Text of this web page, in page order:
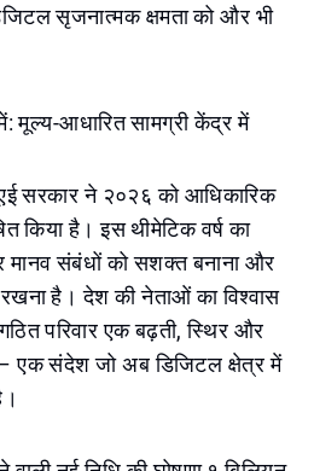
सृजनात्मक क्षमता को और भी
में: मूल्य-आधारित सामग्री केंद्र में
सरकार ने २०२६ को आधिकारिक
किया है। इस थीमेटिक वर्ष का
मानव संबंधों को सशक्त बनाना और
है। देश की नेताओं का विश्वास
परिवार एक बढ़ती, स्थिर और
एक संदेश जो अब डिजिटल क्षेत्र में